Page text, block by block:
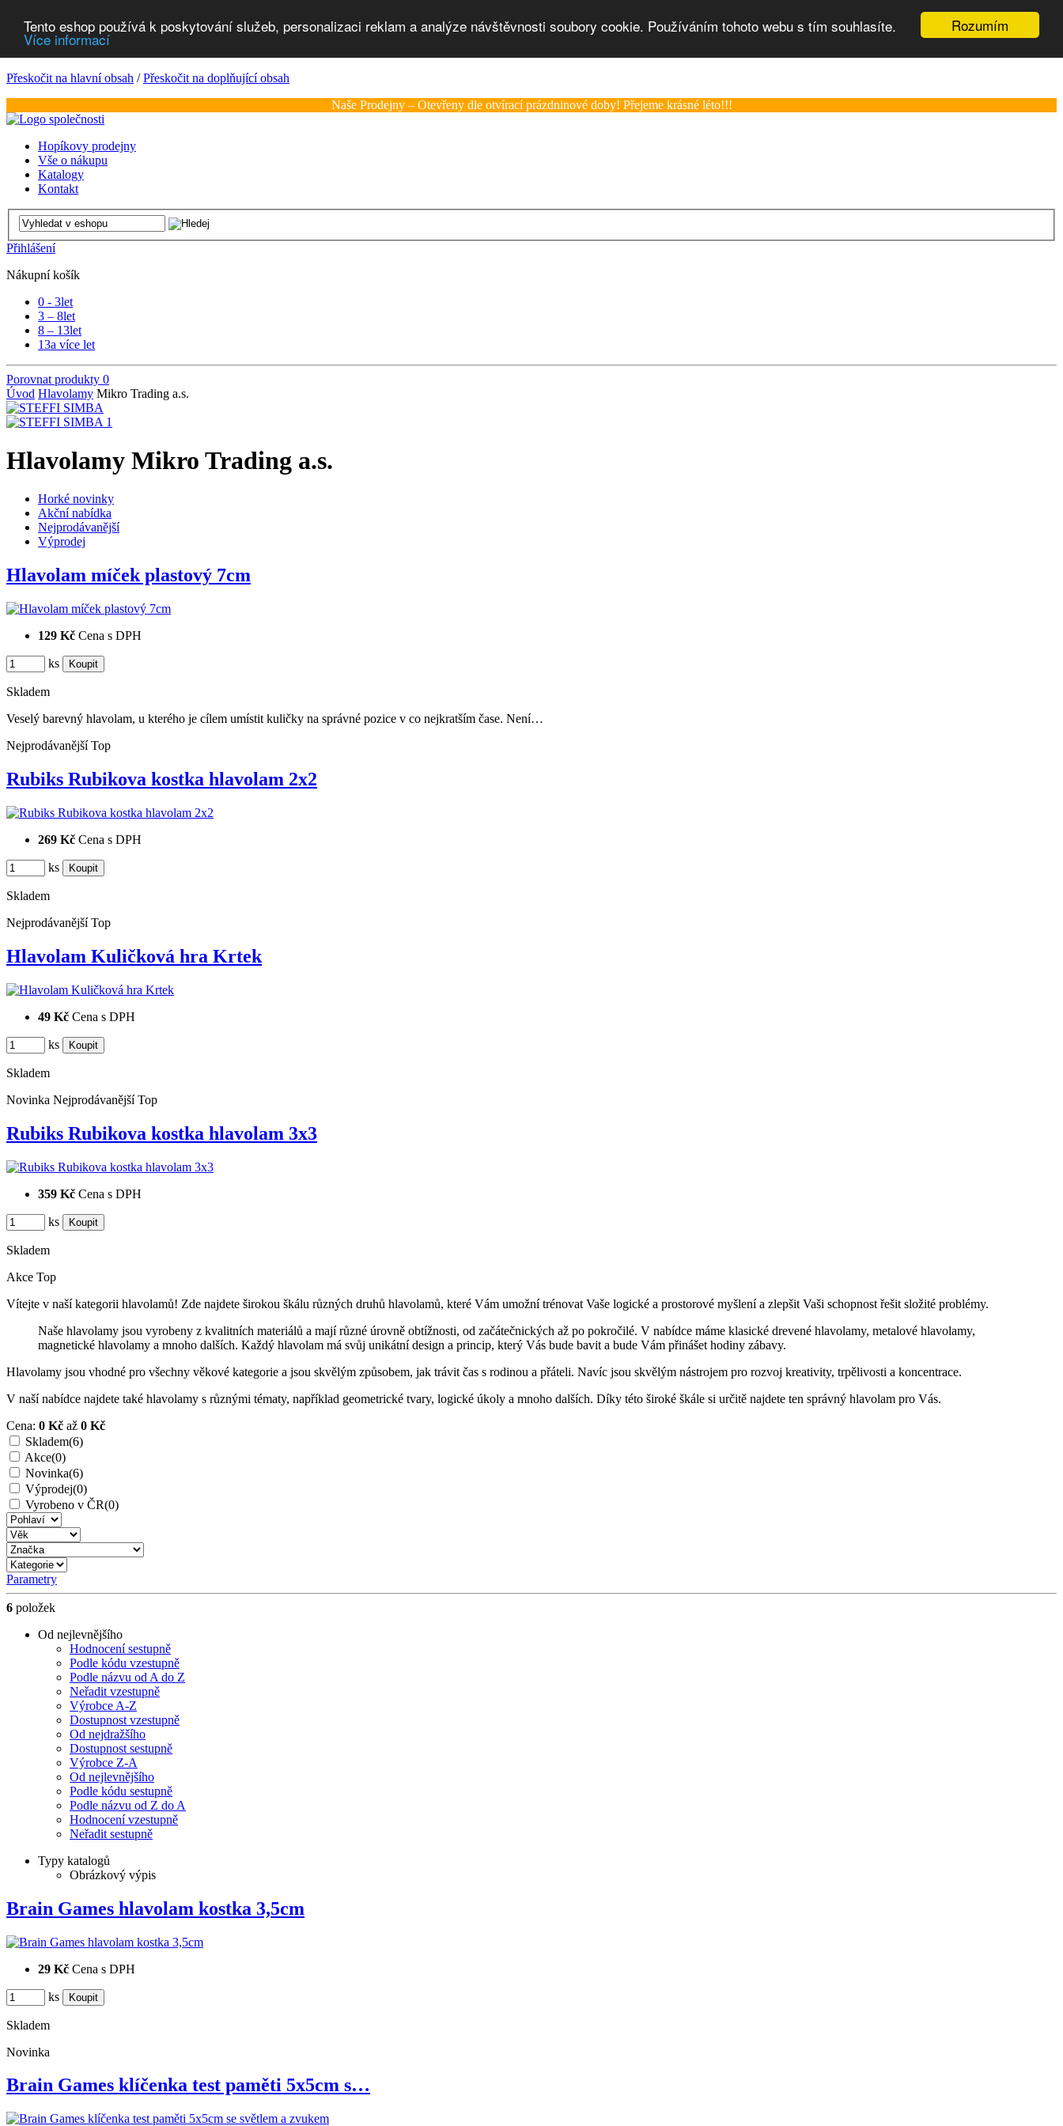
Rozumím
Tento eshop používá k poskytování služeb, personalizaci reklam a analýze návštěvnosti soubory cookie. Používáním tohoto webu s tím souhlasíte.
Více informací
Přeskočit na hlavní obsah /Přeskočit na doplňující obsah
Naše Prodejny – Otevřeny dle otvírací prázdninové doby! Přejeme krásné léto!!!
Hopíkovy prodejny
Vše o nákupu
Katalogy
Kontakt
Přihlášení
Nákupní košík
0 - 3let
3 – 8let
8 – 13let
13a více let
Porovnat produkty 0
Úvod Hlavolamy Mikro Trading a.s.
Hlavolamy Mikro Trading a.s.
Horké novinky
Akční nabídka
Nejprodávanější
Výprodej
Hlavolam míček plastový 7cm
129 Kč Cena s DPH
ks
Skladem
Veselý barevný hlavolam, u kterého je cílem umístit kuličky na správné pozice v co nejkratším čase. Není…
Nejprodávanější Top
Rubiks Rubikova kostka hlavolam 2x2
269 Kč Cena s DPH
ks
Skladem
Nejprodávanější Top
Hlavolam Kuličková hra Krtek
49 Kč Cena s DPH
ks
Skladem
Novinka Nejprodávanější Top
Rubiks Rubikova kostka hlavolam 3x3
359 Kč Cena s DPH
ks
Skladem
Akce Top
Vítejte v naší kategorii hlavolamů! Zde najdete širokou škálu různých druhů hlavolamů, které Vám umožní trénovat Vaše logické a prostorové myšlení a zlepšit Vaši schopnost řešit složité problémy.
Naše hlavolamy jsou vyrobeny z kvalitních materiálů a mají různé úrovně obtížnosti, od začátečnických až po pokročilé. V nabídce máme klasické drevené hlavolamy, metalové hlavolamy,
magnetické hlavolamy a mnoho dalších. Každý hlavolam má svůj unikátní design a princip, který Vás bude bavit a bude Vám přinášet hodiny zábavy.
Hlavolamy jsou vhodné pro všechny věkové kategorie a jsou skvělým způsobem, jak trávit čas s rodinou a přáteli. Navíc jsou skvělým nástrojem pro rozvoj kreativity, trpělivosti a koncentrace.
V naší nabídce najdete také hlavolamy s různými tématy, například geometrické tvary, logické úkoly a mnoho dalších. Díky této široké škále si určitě najdete ten správný hlavolam pro Vás.
Cena: 0 Kč až 0 Kč
Skladem(6)
Akce(0)
Novinka(6)
Výprodej(0)
Vyrobeno v ČR(0)
Parametry
6 položek
Od nejlevnějšího
Hodnocení sestupně
Podle kódu vzestupně
Podle názvu od A do Z
Neřadit vzestupně
Výrobce A-Z
Dostupnost vzestupně
Od nejdražšího
Dostupnost sestupně
Výrobce Z-A
Od nejlevnějšího
Podle kódu sestupně
Podle názvu od Z do A
Hodnocení vzestupně
Neřadit sestupně
Typy katalogů
Obrázkový výpis
Brain Games hlavolam kostka 3,5cm
29 Kč Cena s DPH
ks
Skladem
Novinka
Brain Games klíčenka test paměti 5x5cm s…